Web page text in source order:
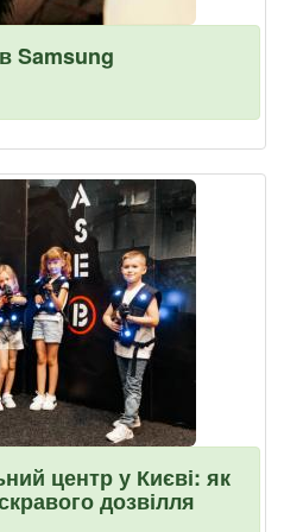
Samsung
центр у Києві: як
дозвілля